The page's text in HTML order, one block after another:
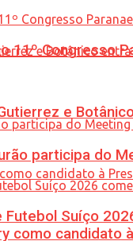
e
como candidato
11º Congresso
participa do
Futebol Suíço